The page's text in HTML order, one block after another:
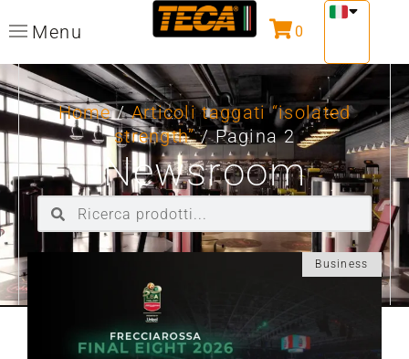
Menu 0
Home/Articoli taggati “isolated
strength”/ Pagina 2
Newsroom
Business